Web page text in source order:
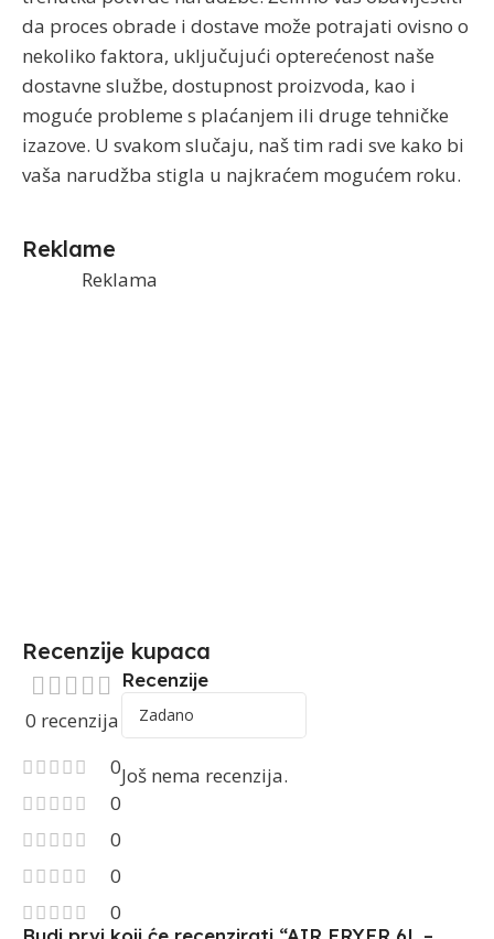
da proces obrade i dostave može potrajati ovisno o
nekoliko faktora, uključujući opterećenost naše
dostavne službe, dostupnost proizvoda, kao i
moguće probleme s plaćanjem ili druge tehničke
izazove. U svakom slučaju, naš tim radi sve kako bi
vaša narudžba stigla u najkraćem mogućem roku.
Reklame
Reklama
Recenzije kupaca
0 recenzija
0
0
0
0
0
Recenzije
Još nema recenzija.